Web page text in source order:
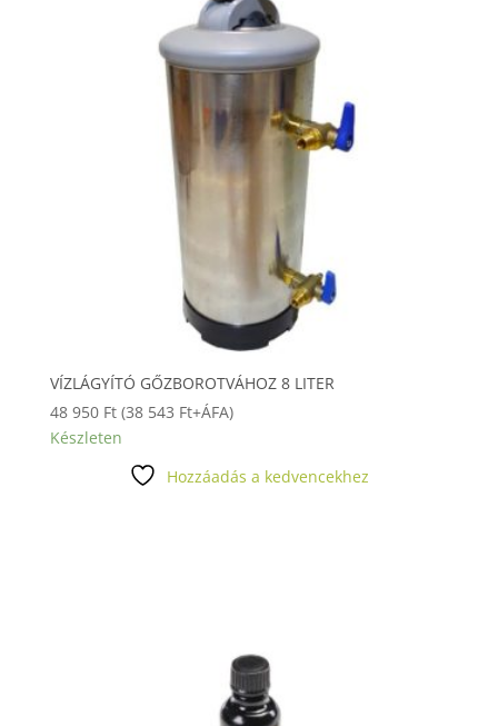
VÍZLÁGYÍTÓ GŐZBOROTVÁHOZ 8 LITER
48 950 Ft (38 543 Ft+ÁFA)
Készleten
Hozzáadás a kedvencekhez